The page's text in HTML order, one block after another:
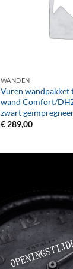
WANDEN
Vuren wandpakket
wand Comfort/
zwart
€289,00